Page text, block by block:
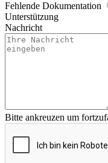
Fehlende Dokumentation
Unterstützung
Nachricht
Bitte ankreuzen um